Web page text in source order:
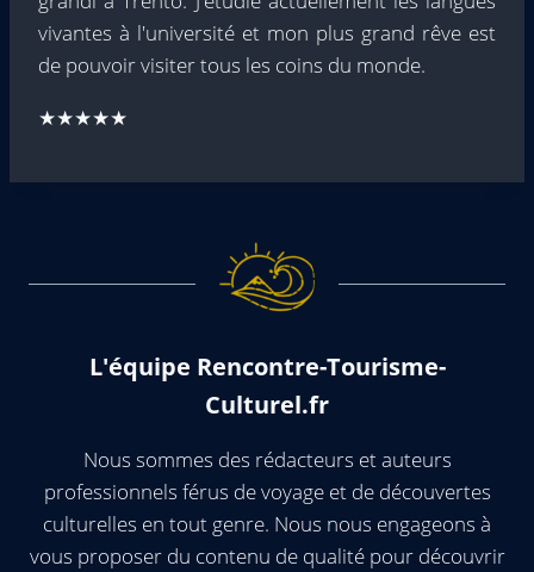
vivantes à l'université et mon plus grand rêve est
de pouvoir visiter tous les coins du monde.
★★★★★
L'équipe Rencontre-Tourisme-
Culturel.fr
Nous sommes des rédacteurs et auteurs
professionnels férus de voyage et de découvertes
culturelles en tout genre. Nous nous engageons à
vous proposer du contenu de qualité pour découvrir